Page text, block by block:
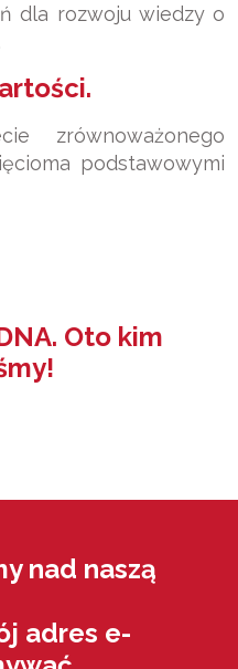
dla rozwoju wiedzy o
zrównoważonego
podstawowymi
Oto kim
nad naszą
adres e-